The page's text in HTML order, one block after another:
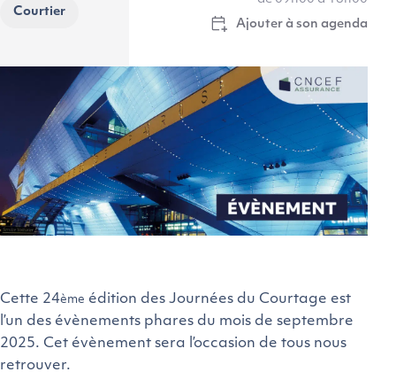
Courtier
Ajouter à son agenda
Cette 24ème édition des Journées du Courtage est
l’un des évènements phares du mois de septembre
2025. Cet évènement sera l’occasion de tous nous
retrouver.